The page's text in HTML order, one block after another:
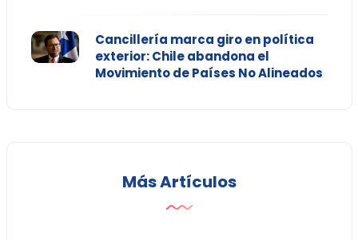
Cancillería marca giro en política
exterior: Chile abandona el
Movimiento de Países No Alineados
Más Artículos